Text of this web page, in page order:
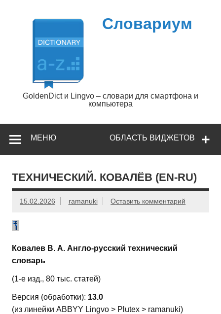
содержимому
Словариум
GoldenDict и Lingvo – словари для смартфона и
компьютера
ОБЛАСТЬ ВИДЖЕТОВ
МЕНЮ
ТЕХНИЧЕСКИЙ. КОВАЛЁВ (EN-RU)
15.02.2026 ramanuki Оставить комментарий
Ковалев В. А. Англо-русский технический
словарь
(1-е изд., 80 тыс. статей)
Версия (обработки): 13.0
(из линейки ABBYY Lingvo > Plutex > ramanuki)